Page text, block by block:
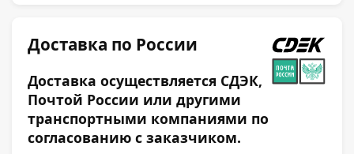
Доставка по России
Доставка осуществляется СДЭК,
Почтой России или другими
транспортными компаниями по
согласованию с заказчиком.